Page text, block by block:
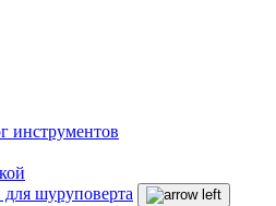
инструментов
шуруповерта